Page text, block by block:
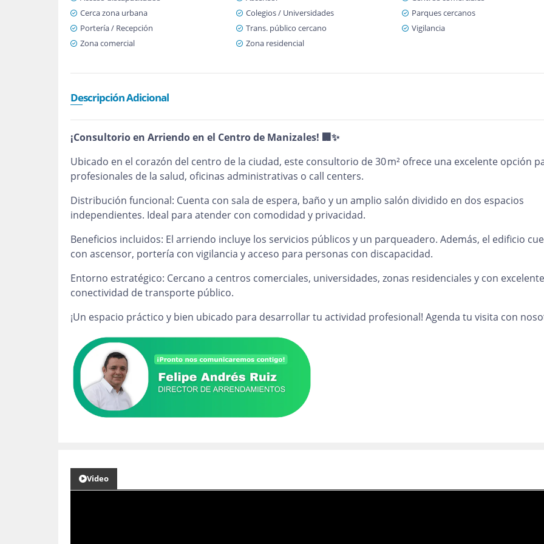
Cerca zona urbana
Colegios / Universidades
Parques cercanos
Portería / Recepción
Trans. público cercano
Vigilancia
Zona comercial
Zona residencial
Descripción Adicional
¡Consultorio en Arriendo en el Centro de Manizales! 🏢✨
Ubicado en el corazón del centro de la ciudad, este consultorio de 30 m² ofrece una excelente opción
profesionales de la salud, oficinas administrativas o call centers.
Distribución funcional: Cuenta con sala de espera, baño y un amplio salón dividido en dos espacios
independientes. Ideal para atender con comodidad y privacidad.
Beneficios incluidos: El arriendo incluye los servicios públicos y un parqueadero. Además, el edificio
con ascensor, portería con vigilancia y acceso para personas con discapacidad.
Entorno estratégico: Cercano a centros comerciales, universidades, zonas residenciales y con excelente
conectividad de transporte público.
¡Un espacio práctico y bien ubicado para desarrollar tu actividad profesional! Agenda tu visita con
Video